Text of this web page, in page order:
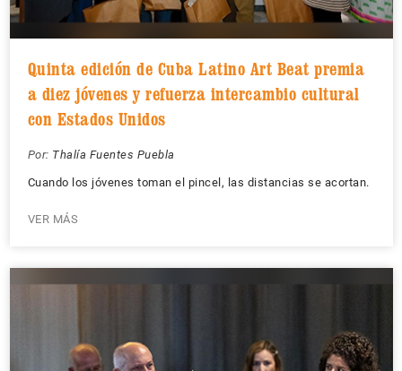
Quinta edición de Cuba Latino Art Beat premia
a diez jóvenes y refuerza intercambio cultural
con Estados Unidos
Por: Thalía Fuentes Puebla
Cuando los jóvenes toman el pincel, las distancias se acortan.
VER MÁS